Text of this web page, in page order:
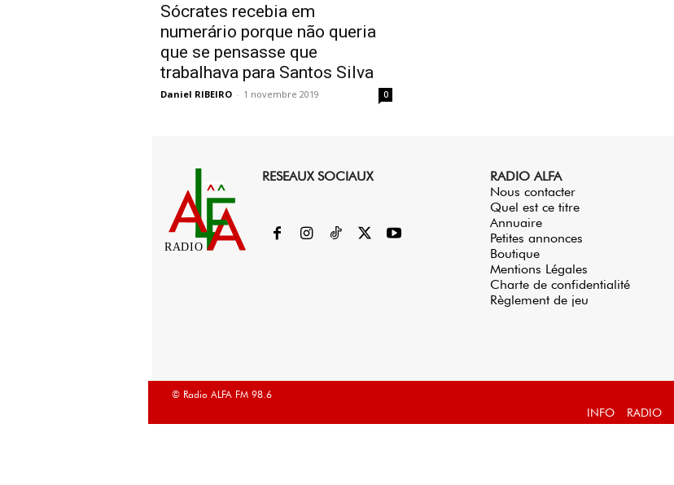
Sócrates recebia em
numerário porque não queria
que se pensasse que
trabalhava para Santos Silva
Daniel RIBEIRO - 1 novembre 2019 0
RADIO
RESEAUX SOCIAUX
RADIO ALFA
Nous contacter
Quel est ce titre
Annuaire
Petites annonces
Boutique
Mentions Légales
Charte de confidentialité
Règlement de jeu
© Radio ALFA FM 98.6
INFO RADIO